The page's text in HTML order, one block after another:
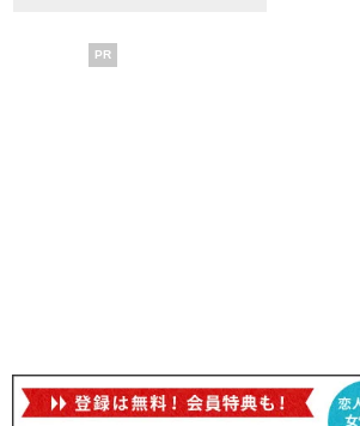
PR